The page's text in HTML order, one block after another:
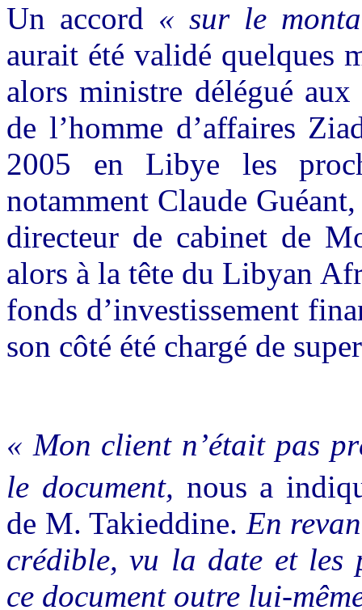
Un accord « sur le
aurait été validé quelques
alors ministre délégué
de l’homme d’affaires
2005 en Libye les
notamment Claude
directeur de cabinet de
alors à la tête du Libyan
fonds d’investissement
son côté été chargé de
« Mon client n’était pas
le document, nous a
de M. Takieddine. En
crédible, vu la date et les
ce document outre lui-